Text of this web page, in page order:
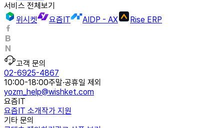
서비스 전체보기
위시켓
요즘IT AIDP - AX Rise ERP
고객 문의
02-6925-4867
10:00-18:00주말·공휴일 제외
yozm_help@wishket.com
요즘IT
요즘IT 소개작가 지원
기타 문의